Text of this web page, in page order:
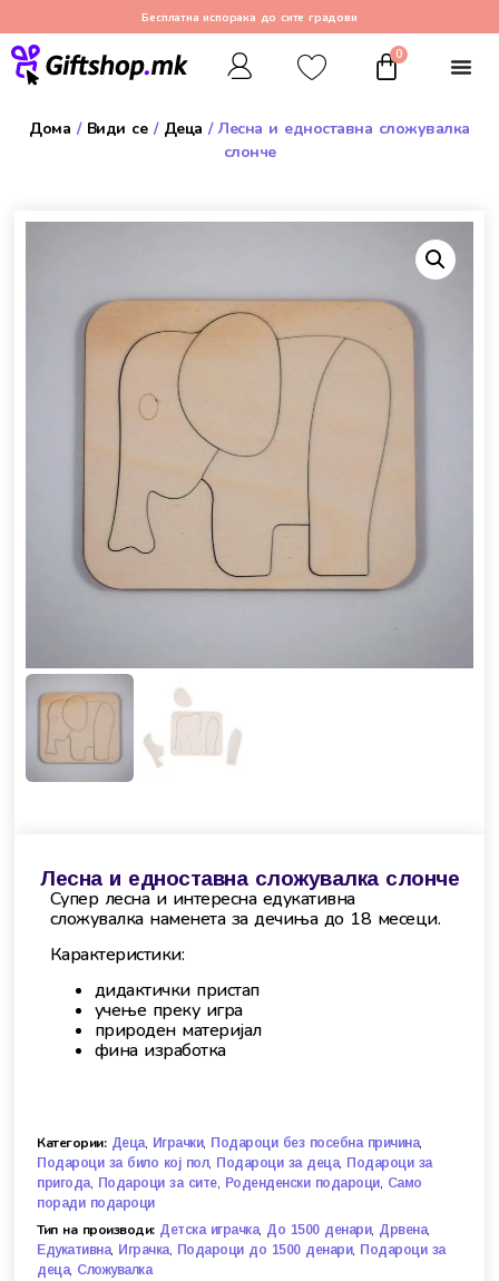
Бесплатна испорака до сите градови
0
Дома / Види се/ Деца / Лесна и едноставна сложувалка
слонче
Лесна и едноставна сложувалка слонче
Супер лесна и интересна едукативна
сложувалка наменета за дечиња до 18 месеци.
Карактеристики:
дидактички пристап
учење преку игра
природен материјал
фина изработка
Категории: Деца, Играчки, Подароци без посебна причина,
Подароци за било кој пол, Подароци за деца, Подароци за
пригода, Подароци за сите, Роденденски подароци, Само
поради подароци
Тип на производи: Детска играчка, До 1500 денари, Дрвена,
Едукативна, Играчка, Подароци до 1500 денари, Подароци за
деца, Сложувалка